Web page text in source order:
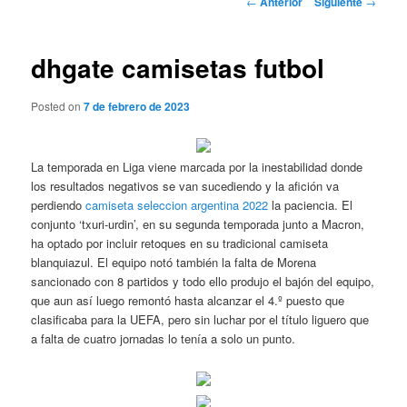
dhgate camisetas futbol
Posted on7 de febrero de 2023
La temporada en Liga viene marcada por la inestabilidad donde
los resultados negativos se van sucediendo y la afición va
perdiendocamiseta seleccion argentina 2022 la paciencia. El
conjunto ‘txuri-urdin’, en su segunda temporada junto a Macron,
ha optado por incluir retoques en su tradicional camiseta
blanquiazul. El equipo notó también la falta de Morena
sancionado con 8 partidos y todo ello produjo el bajón del equipo,
que aun así luego remontó hasta alcanzar el 4.º puesto que
clasificaba para la UEFA, pero sin luchar por el título liguero que
a falta de cuatro jornadas lo tenía a solo un punto.